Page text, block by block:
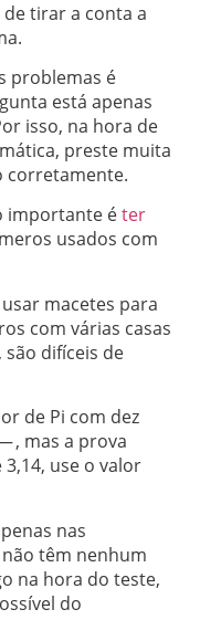
tirar a conta a
problemas é
está apenas
isso, na hora de
preste muita
corretamente.
importante éter
usados com
macetes para
com várias casas
difíceis de
de Pi com dez
, mas a prova
use o valor
nas
têm nenhum
na hora do teste,
do